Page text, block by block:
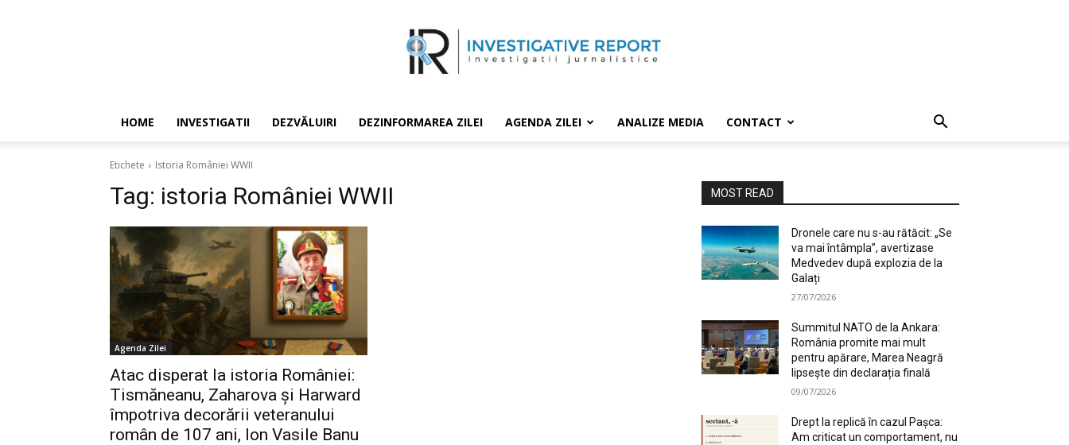
HOME INVESTIGATII DEZVĂLUIRI DEZINFORMAREA ZILEI AGENDA ZILEI ANALIZE MEDIA CONTACT
Etichete Istoria României WWII
Tag: istoria României WWII
Agenda Zilei
Atac disperat la istoria României:
Tismăneanu, Zaharova și Harward
împotriva decorării veteranului
român de 107 ani, Ion Vasile Banu
MOST READ
Dronele care nu s-au rătăcit: „Se
va mai întâmpla”, avertizase
Medvedev după explozia de la
Galați
27/07/2026
Summitul NATO de la Ankara:
România promite mai mult
pentru apărare, Marea Neagră
lipsește din declarația finală
09/07/2026
Drept la replică în cazul Pașca:
Am criticat un comportament, nu